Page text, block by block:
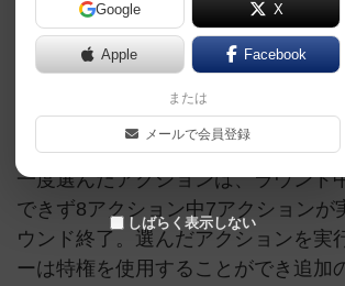
ヴァリアブルオーダーシステムで、
選んだアクションを実行。親は特権
ワーカーを獲得したりできる。
一度選んだアクションは、ラウンド
できず8アクション中7アクションが
ウンド終了。選んだアクションを実
ーは特権を使用することができ追加
Google X
Apple Facebook
または
メールで会員登録
しばらく表示しない